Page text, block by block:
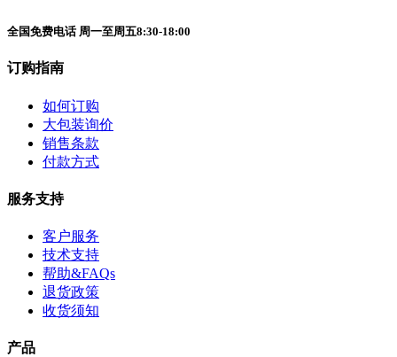
全国免费电话 周一至周五8:30-18:00
订购指南
如何订购
大包装询价
销售条款
付款方式
服务支持
客户服务
技术支持
帮助&FAQs
退货政策
收货须知
产品